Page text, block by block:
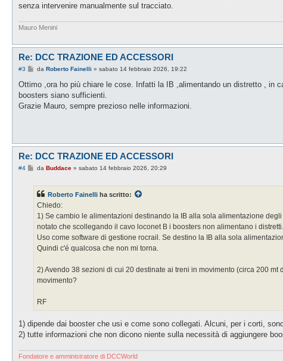
senza intervenire manualmente sul tracciato.
Mauro Menini
Re: DCC TRAZIONE ED ACCESSORI
#3
M
s
a
g
da Roberto Fainelli » sabato 14 febbraio 2026, 19:22
Ottimo ,ora ho più chiare le cose. Infatti la IB ,alimentando un distretto , in
boosters siano sufficienti.
Grazie Mauro, sempre prezioso nelle informazioni.
Re: DCC TRAZIONE ED ACCESSORI
#4
M
a
g
o
da Buddace» sabato 14 febbraio 2026, 20:29
Roberto Fainelli ha scritto:
Chiedo:
1) Se cambio le alimentazioni destinando la IB alla sola alimentazione
notato che scollegando il cavo loconet B i boosters non alimentano i distretti.
Uso come software di gestione rocrail. Se destino la IB alla sola
Quindi c'é qualcosa che non mi torna.
2) Avendo 38 sezioni di cui 20 destinate ai treni in movimento (circa 200
movimento?
RF
1) dipende dai booster che usi e come sono collegati. Alcuni, per i corti,
2) tutte informazioni che non dicono niente sulla necessità di aggiungere
Fondatore e amministratore di DCCWorld